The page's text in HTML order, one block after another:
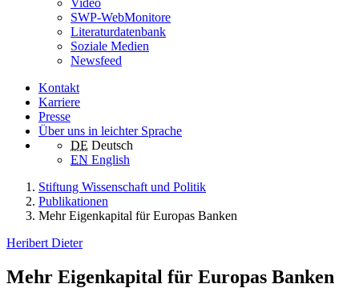
Video
SWP-WebMonitore
Literaturdatenbank
Soziale Medien
Newsfeed
Kontakt
Karriere
Presse
Über uns in leichter Sprache
DE Deutsch
EN English
Stiftung Wissenschaft und Politik
Publikationen
Mehr Eigenkapital für Europas Banken
Heribert Dieter
Mehr Eigenkapital für Europas Banken